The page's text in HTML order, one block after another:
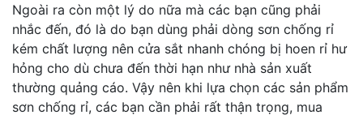
Ngoài ra còn một lý do nữa mà các bạn cũng phải
nhắc đến, đó là do bạn dùng phải dòng sơn chống rỉ
kém chất lượng nên cửa sắt nhanh chóng bị hoen rỉ hư
hỏng cho dù chưa đến thời hạn như nhà sản xuất
thường quảng cáo. Vậy nên khi lựa chọn các sản phẩm
sơn chống rỉ, các bạn cần phải rất thận trọng, mua